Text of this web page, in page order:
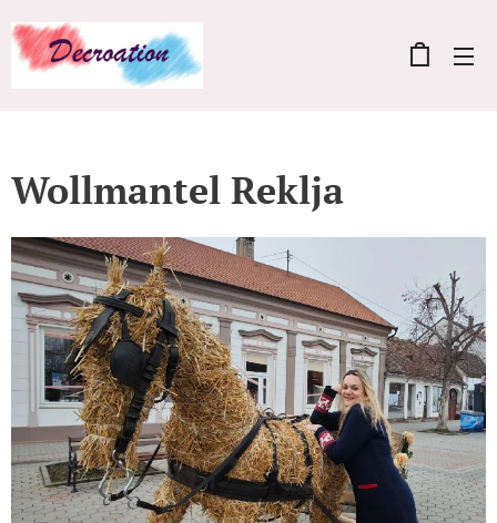
Wollmantel Reklja